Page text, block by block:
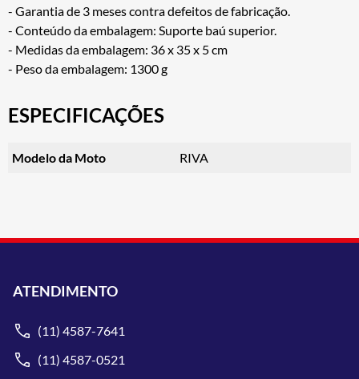
- Garantia de 3 meses contra defeitos de fabricação.
- Conteúdo da embalagem: Suporte baú superior.
- Medidas da embalagem: 36 x 35 x 5 cm
- Peso da embalagem: 1300 g
ESPECIFICAÇÕES
Modelo da Moto RIVA
ATENDIMENTO
(11) 4587-7641
(11) 4587-0521